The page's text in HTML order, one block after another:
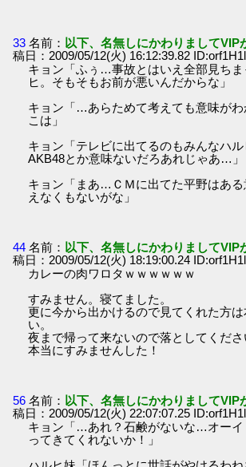
33 名前： 以下、名無しにかわりましてVIP
稿日：2009/05/12(火) 16:12:39.82
キョン「ふぅ…事故とはいえ全部見ち
ヒ。そもそもお前が悪いんだからな」
キョン「…あらためて考えても意味がわ
こは」
キョン「テレビに出てるのもみんなハル
AKB48とか意味ないだろあれじゃあ…」
キョン「まあ…ＣＭに出てた平野はあ
えなくもないがな」
44 名前： 以下、名無しにかわりましてVIP
稿日：2009/05/12(火) 18:19:00.24
カレーの肉ワロタｗｗｗｗｗｗ
すみません。寝てました。
更に今から出かけるので見てくれた方
い。
夜まで帰って来ないので落としてくださ
本当にすみませんした！
56 名前： 以下、名無しにかわりましてVIP
稿日：2009/05/12(火) 22:07:07.25
キョン「…あれ？石鹸がないな…オーイ
ってきてくれないか！」